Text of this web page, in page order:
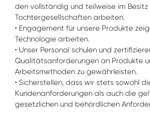
den vollständig und teilweise im
Tochtergesellschaften arbeiten.
• Engagement für unsere Produkte
Technologie arbeiten.
• Unser Personal schulen und
Qualitätsanforderungen an Produkte
Arbeitsmethoden zu gewährleisten.
• Sicherstellen, dass wir stets sowohl
Kundenanforderungen als auch die
gesetzlichen und behördlichen